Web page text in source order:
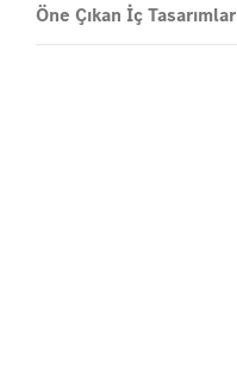
Öne Çıkan İç Tasarımlar